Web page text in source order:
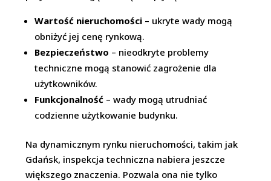
Wartość nieruchomości – ukryte wady mogą
obniżyć jej cenę rynkową.
Bezpieczeństwo – nieodkryte problemy
techniczne mogą stanowić zagrożenie dla
użytkowników.
Funkcjonalność – wady mogą utrudniać
codzienne użytkowanie budynku.
Na dynamicznym rynku nieruchomości, takim jak
Gdańsk, inspekcja techniczna nabiera jeszcze
większego znaczenia. Pozwala ona nie tylko